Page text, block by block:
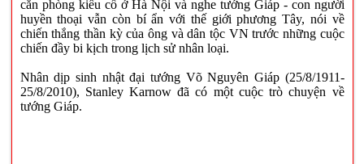
căn phòng kiểu cổ ở Hà Nội và nghe tướng Giáp - con người
huyền thoại vẫn còn bí ẩn với thế giới phương Tây, nói về
chiến thắng thần kỳ của ông và dân tộc VN trước những cuộc
chiến đầy bi kịch trong lịch sử nhân loại.
Nhân dịp sinh nhật đại tướng Võ Nguyên Giáp (25/8/1911-
25/8/2010), Stanley Karnow đã có một cuộc trò chuyện về
tướng Giáp.